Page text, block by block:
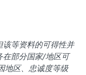
该等资料的可得性并
在部分国家/地区可
地区、忠诚度等级